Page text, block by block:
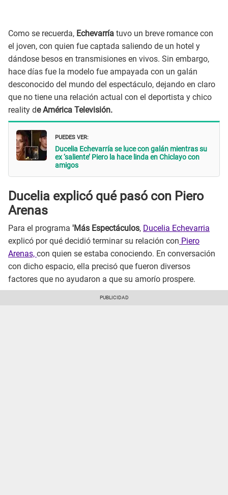
Como se recuerda, Echevarría tuvo un breve romance con
el joven, con quien fue captada saliendo de un hotel y
dándose besos en transmisiones en vivos. Sin embargo,
hace días fue la modelo fue ampayada con un galán
desconocido del mundo del espectáculo, dejando en claro
que no tiene una relación actual con el deportista y chico
reality de América Televisión.
PUEDES VER:
Ducelia Echevarría se luce con galán mientras su
ex ‘saliente’ Piero la hace linda en Chiclayo con
amigos
Ducelia explicó qué pasó con Piero
Arenas
Para el programa 'Más Espectáculos, Ducelia Echevarria
explicó por qué decidió terminar su relación con Piero
Arenas, con quien se estaba conociendo. En conversación
con dicho espacio, ella precisó que fueron diversos
factores que no ayudaron a que su amorío prospere.